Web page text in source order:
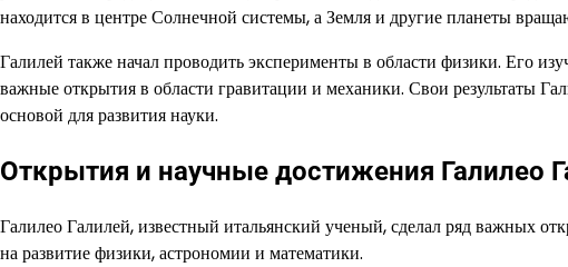
находится в центре Солнечной системы, а Земля и другие планеты
Галилей также начал проводить эксперименты в области физики. Его
важные открытия в области гравитации и механики. Свои результаты
основой для развития науки.
Открытия и научные достижения Галилео
Галилео Галилей, известный итальянский ученый, сделал ряд важных
на развитие физики, астрономии и математики.